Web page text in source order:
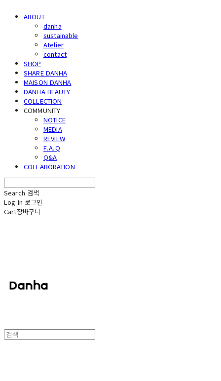
ABOUT
danha
sustainable
Atelier
contact
SHOP
SHARE DANHA
MAISON DANHA
DANHA BEAUTY
COLLECTION
COMMUNITY
NOTICE
MEDIA
REVIEW
F.A.Q
Q&A
COLLABORATION
Search 검색
Log In 로그인
Cart장바구니